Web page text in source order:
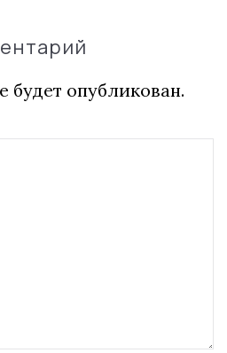
будет опубликован.